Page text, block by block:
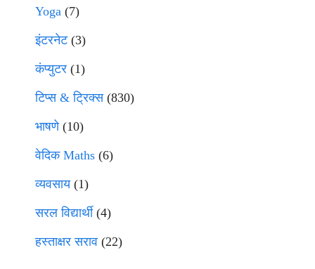
Yoga (7)
इंटरनेट(3)
कंप्युटर (1)
टिप्स & ट्रिक्स(830)
भाषणे(10)
वेदिक Maths (6)
व्यवसाय(1)
सरल विद्यार्थी(4)
हस्ताक्षर सराव (22)